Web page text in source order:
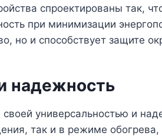
спроектированы так,
при минимизации
но и способствует защите
надежность
универсальностью и
так и в режиме